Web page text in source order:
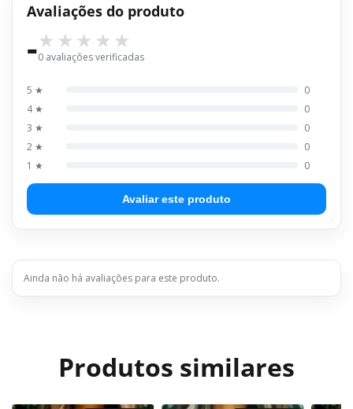
Avaliações do produto
-0 avaliações verificadas
5 ★
0
4 ★
0
3 ★
0
2 ★
0
1 ★
0
Avaliar este produto
Ainda não há avaliações para este produto.
Produtos similares